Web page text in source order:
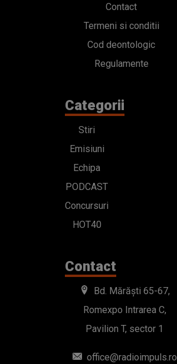
Contact
Termeni si conditii
Cod deontologic
Regulamente
Categorii
Stiri
Emisiuni
Echipa
PODCAST
Concursuri
HOT40
Contact
Bd. Mărăști 65-67,
Romexpo Intrarea C,
Pavilion T, sector 1
office@radioimpuls.ro